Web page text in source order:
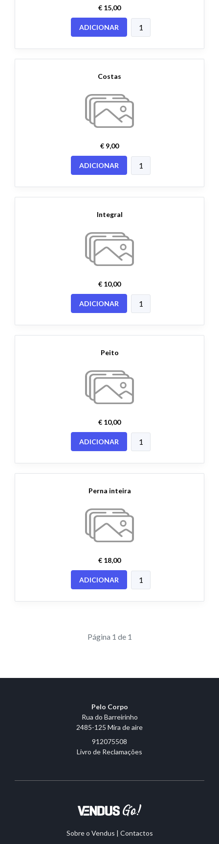
€ 15,00
ADICIONAR
Costas
€ 9,00
ADICIONAR
Integral
€ 10,00
ADICIONAR
Peito
€ 10,00
ADICIONAR
Perna inteira
€ 18,00
ADICIONAR
Página 1 de 1
Pelo Corpo
Rua do Barreirinho
2485-125 Mira de aire
912075508
Livro de Reclamações
Sobre o Vendus | Contactos